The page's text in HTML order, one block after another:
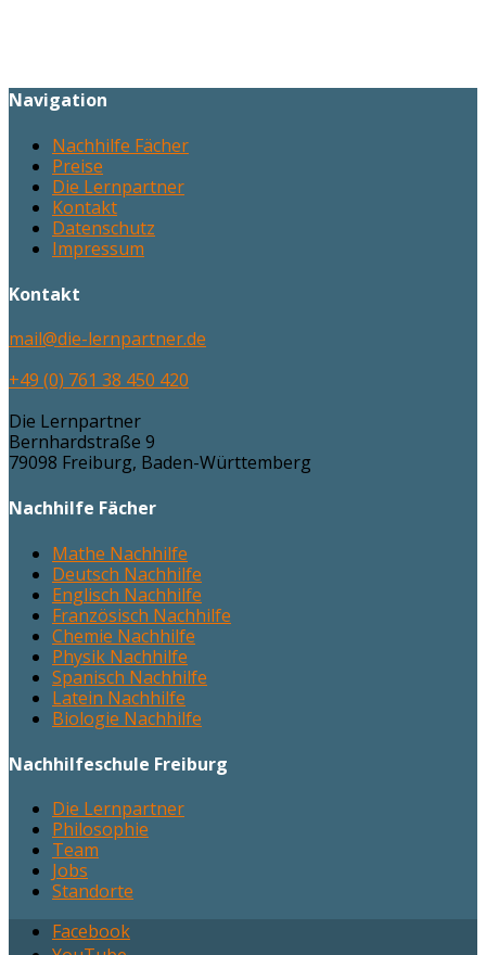
Navigation
Nachhilfe Fächer
Preise
Die Lernpartner
Kontakt
Datenschutz
Impressum
Kontakt
mail@die-lernpartner.de
+49 (0) 761 38 450 420
Die Lernpartner
Bernhardstraße 9
79098 Freiburg, Baden-Württemberg
Nachhilfe Fächer
Mathe Nachhilfe
Deutsch Nachhilfe
Englisch Nachhilfe
Französisch Nachhilfe
Chemie Nachhilfe
Physik Nachhilfe
Spanisch Nachhilfe
Latein Nachhilfe
Biologie Nachhilfe
Nachhilfeschule Freiburg
Die Lernpartner
Philosophie
Team
Jobs
Standorte
Facebook